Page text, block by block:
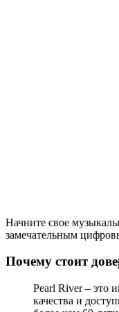
Начните свое
замечательным
Почему стоит
Pearl River – это
качества и